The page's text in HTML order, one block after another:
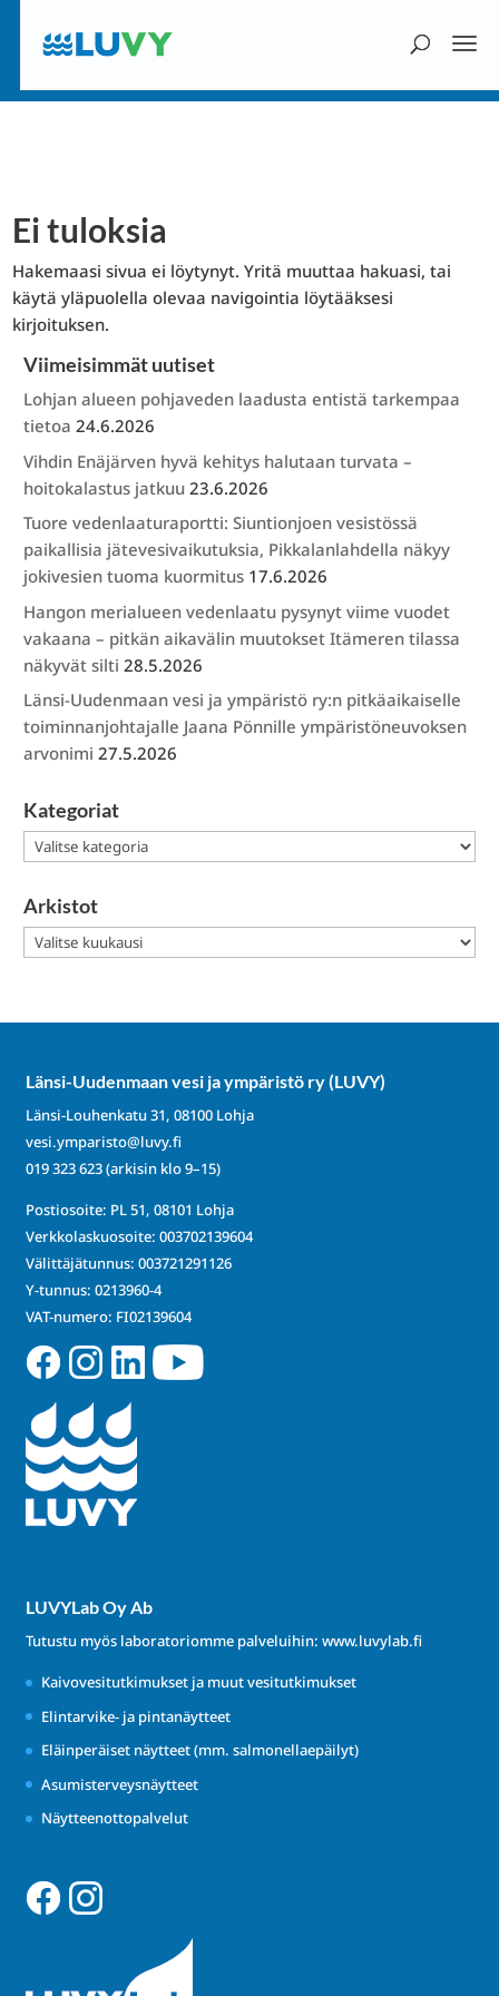
Ei tuloksia
Hakemaasi sivua ei löytynyt. Yritä muuttaa hakuasi, tai
käytä yläpuolella olevaa navigointia löytääksesi
kirjoituksen.
Viimeisimmät uutiset
Lohjan alueen pohjaveden laadusta entistä tarkempaa
tietoa 24.6.2026
Vihdin Enäjärven hyvä kehitys halutaan turvata –
hoitokalastus jatkuu 23.6.2026
Tuore vedenlaaturaportti: Siuntionjoen vesistössä
paikallisia jätevesivaikutuksia, Pikkalanlahdella näkyy
jokivesien tuoma kuormitus 17.6.2026
Hangon merialueen vedenlaatu pysynyt viime vuodet
vakaana – pitkän aikavälin muutokset Itämeren tilassa
näkyvät silti 28.5.2026
Länsi-Uudenmaan vesi ja ympäristö ry:n pitkäaikaiselle
toiminnanjohtajalle Jaana Pönnille ympäristöneuvoksen
arvonimi 27.5.2026
Kategoriat
Kategoriat
Arkistot
Arkistot
Länsi-Uudenmaan vesi ja ympäristö ry (LUVY)
Länsi-Louhenkatu 31, 08100 Lohja
vesi.ymparisto@luvy.fi
019 323 623(arkisin klo 9–15)
Postiosoite: PL 51, 08101 Lohja
Verkkolaskuosoite: 003702139604
Välittäjätunnus: 003721291126
Y-tunnus: 0213960-4
VAT-numero: FI02139604
LUVYLab Oy Ab
Tutustu myös laboratoriomme palveluihin: www.luvylab.fi
Kaivovesitutkimukset ja muut vesitutkimukset
Elintarvike- ja pintanäytteet
Eläinperäiset näytteet (mm. salmonellaepäilyt)
Asumisterveysnäytteet
Näytteenottopalvelut